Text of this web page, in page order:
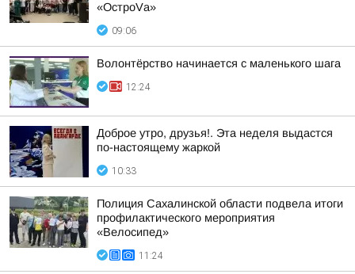
«ОстроVа»
09:06
Волонтёрство начинается с маленького шага
12:24
Доброе утро, друзья!. Эта неделя выдастся
по-настоящему жаркой
10:33
Полиция Сахалинской области подвела итоги
профилактического мероприятия
«Велосипед»
11:24